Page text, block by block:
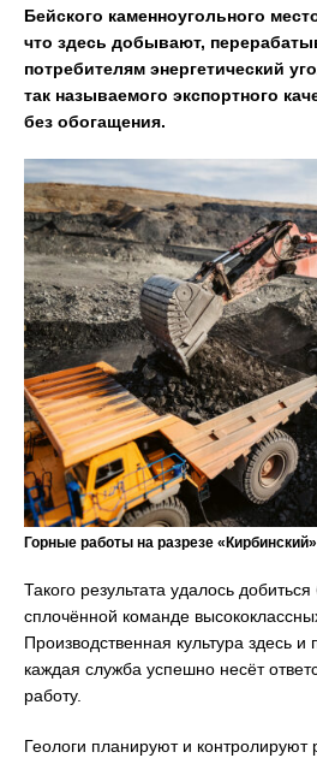
Бейского каменноугольного
что здесь добывают,
потребителям энергетический
так называемого экспортного
без обогащения.
Горные работы на разрезе «Кирбинский»
Такого результата удалось
сплочённой команде
Производственная культура здесь
каждая служба успешно несёт
работу.
Геологи планируют и контролируют